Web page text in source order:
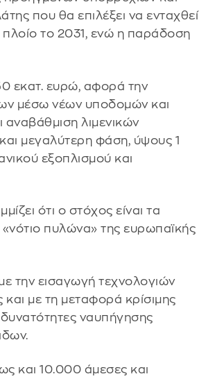
που θα επιλέξει να ενταχθεί
το 2031, ενώ η παράδοση
εκατ. ευρώ, αφορά την
μέσω νέων υποδομών και
λιμενικών
μεγαλύτερη φάση, ύψους 1
εξοπλισμού και
ότι ο στόχος είναι τα
πυλώνα» της ευρωπαϊκής
την εισαγωγή τεχνολογιών
με τη μεταφορά κρίσιμης
ναυπήγησης
και 10.000 άμεσες και